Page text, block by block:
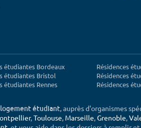
étudiantes Bordeaux
étudiantes Bristol
étudiantes Rennes
Résidences
Résidences
Résidences
logement étudiant , auprès d'organismes
, Toulouse Marseille Grenoble